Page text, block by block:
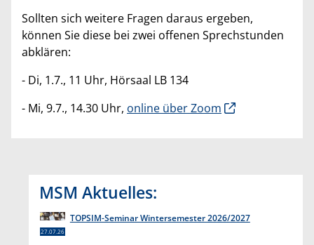
Sollten sich weitere Fragen daraus ergeben,
können Sie diese bei zwei offenen Sprechstunden
abklären:
- Di, 1.7., 11 Uhr, Hörsaal LB 134
- Mi, 9.7., 14.30 Uhr, online über Zoom
MSM Aktuelles:
TOPSIM-Seminar Wintersemester 2026/2027
27.07.26